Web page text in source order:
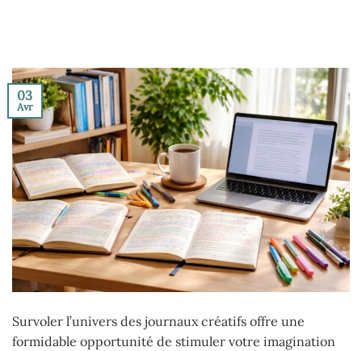
03
Avr
Survoler l’univers des journaux créatifs offre une
formidable opportunité de stimuler votre imagination